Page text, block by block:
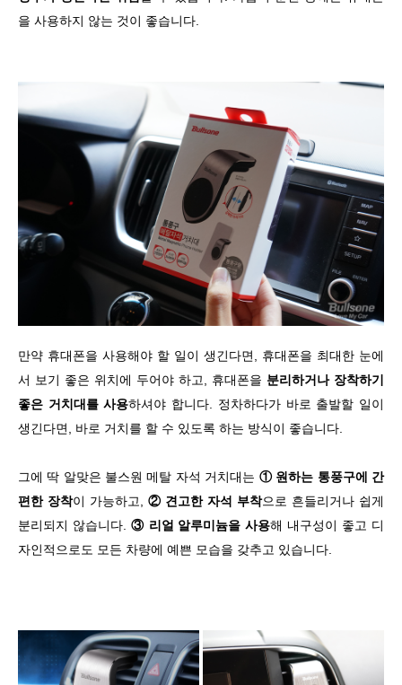
을 사용하지 않는 것이 좋습니다.
만약 휴대폰을 사용해야 할 일이 생긴다면, 휴대폰을 최대한 눈에
서 보기 좋은 위치에 두어야 하고, 휴대폰을 분리하거나 장착하기
좋은 거치대를 사용하셔야 합니다. 정차하다가 바로 출발할 일이
생긴다면, 바로 거치를 할 수 있도록 하는 방식이 좋습니다.
그에 딱 알맞은 불스원 메탈 자석 거치대는 ① 원하는 통풍구에 간
편한 장착이 가능하고, ② 견고한 자석 부착으로 흔들리거나 쉽게
분리되지 않습니다. ③ 리얼 알루미늄을 사용해 내구성이 좋고 디
자인적으로도 모든 차량에 예쁜 모습을 갖추고 있습니다.